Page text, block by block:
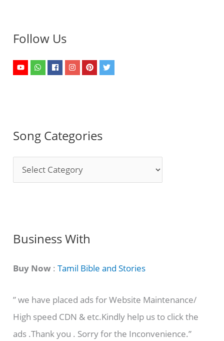
Follow Us
Song Categories
o
C
t
g
o
r
Business With
Buy Now :Tamil Bible and Stories
” we have placed ads for Website Maintenance/
High speed CDN & etc.Kindly help us to click the
ads .Thank you . Sorry for the Inconvenience.”